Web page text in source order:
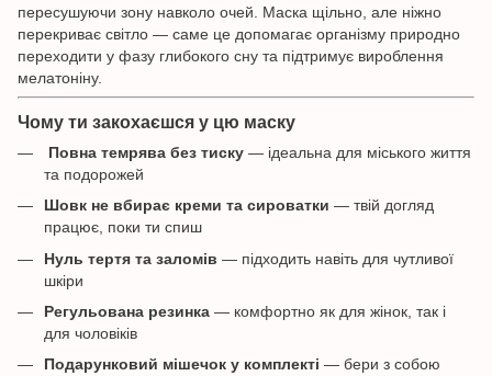
пересушуючи зону навколо очей. Маска щільно, але ніжно
перекриває світло — саме це допомагає організму природно
переходити у фазу глибокого сну та підтримує вироблення
мелатоніну.
Чому ти закохаєшся у цю маску
Повна темрява без тиску — ідеальна для міського життя
та подорожей
Шовк не вбирає креми та сироватки — твій догляд
працює, поки ти спиш
Нуль тертя та заломів — підходить навіть для чутливої
шкіри
Регульована резинка — комфортно як для жінок, так і
для чоловіків
Подарунковий мішечок у комплекті — бери з собою